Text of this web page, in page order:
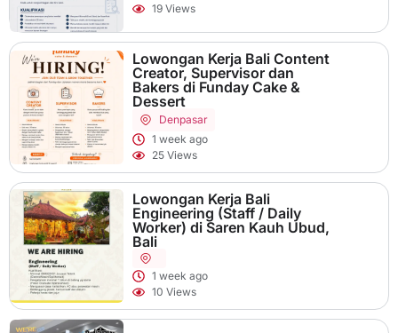
19 Views
Lowongan Kerja Bali Content
Creator, Supervisor dan
Bakers di Funday Cake &
Dessert
Denpasar
1 week ago
25 Views
Lowongan Kerja Bali
Engineering (Staff / Daily
Worker) di Saren Kauh Ubud,
Bali
1 week ago
10 Views